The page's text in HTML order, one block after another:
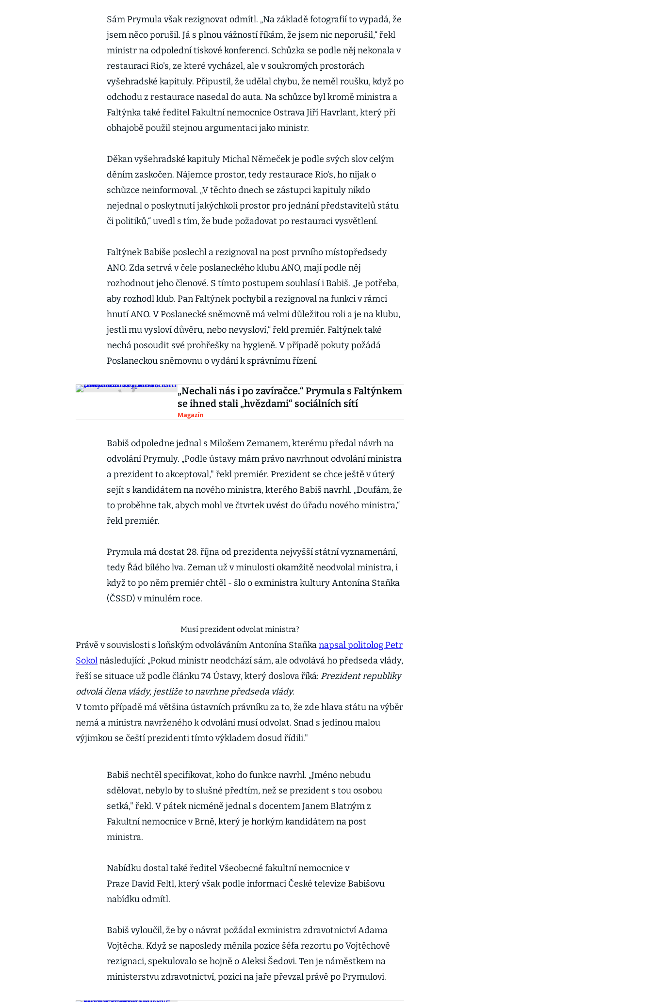
Sám Prymula však rezignovat odmítl. „Na základě fotografií to vypadá, že
jsem něco porušil. Já s plnou vážností říkám, že jsem nic neporušil,“ řekl
ministr na odpolední tiskové konferenci. Schůzka se podle něj nekonala v
restauraci Rio's, ze které vycházel, ale v soukromých prostorách
vyšehradské kapituly. Připustil, že udělal chybu, že neměl roušku, když po
odchodu z restaurace nasedal do auta. Na schůzce byl kromě ministra a
Faltýnka také ředitel Fakultní nemocnice Ostrava Jiří Havrlant, který při
obhajobě použil stejnou argumentaci jako ministr.
Děkan vyšehradské kapituly Michal Němeček je podle svých slov celým
děním zaskočen. Nájemce prostor, tedy restaurace Rio's, ho nijak o
schůzce neinformoval. „V těchto dnech se zástupci kapituly nikdo
nejednal o poskytnutí jakýchkoli prostor pro jednání představitelů státu
či politiků,“ uvedl s tím, že bude požadovat po restauraci vysvětlení.
Faltýnek Babiše poslechl a rezignoval na post prvního místopředsedy
ANO. Zda setrvá v čele poslaneckého klubu ANO, mají podle něj
rozhodnout jeho členové. S tímto postupem souhlasí i Babiš. „Je potřeba,
aby rozhodl klub. Pan Faltýnek pochybil a rezignoval na funkci v rámci
hnutí ANO. V Poslanecké sněmovně má velmi důležitou roli a je na klubu,
jestli mu vysloví důvěru, nebo nevysloví,“ řekl premiér. Faltýnek také
nechá posoudit své prohřešky na hygieně. V případě pokuty požádá
Poslaneckou sněmovnu o vydání k správnímu řízení.
„Nechali nás i po zavíračce.“ Prymula s Faltýnkem
se ihned stali „hvězdami“ sociálních sítí
Magazín
Babiš odpoledne jednal s Milošem Zemanem, kterému předal návrh na
odvolání Prymuly. „Podle ústavy mám právo navrhnout odvolání ministra
a prezident to akceptoval," řekl premiér. Prezident se chce ještě v úterý
sejít s kandidátem na nového ministra, kterého Babiš navrhl. „Doufám, že
to proběhne tak, abych mohl ve čtvrtek uvést do úřadu nového ministra,“
řekl premiér.
Prymula má dostat 28. října od prezidenta nejvyšší státní vyznamenání,
tedy Řád bílého lva. Zeman už v minulosti okamžitě neodvolal ministra, i
když to po něm premiér chtěl - šlo o exministra kultury Antonína Staňka
(ČSSD) v minulém roce.
Musí prezident odvolat ministra?
Právě v souvislosti s loňským odvoláváním Antonína Staňkanapsal politolog Petr
Sokolnásledující: „Pokud ministr neodchází sám, ale odvolává ho předseda vlády,
řeší se situace už podle článku 74 Ústavy, který doslova říká: Prezident republiky
odvolá člena vlády, jestliže to navrhne předseda vlády.
V tomto případě má většina ústavních právníku za to, že zde hlava státu na výběr
nemá a ministra navrženého k odvolání musí odvolat. Snad s jedinou malou
výjimkou se čeští prezidenti tímto výkladem dosud řídili."
Babiš nechtěl specifikovat, koho do funkce navrhl. „Jméno nebudu
sdělovat, nebylo by to slušné předtím, než se prezident s tou osobou
setká," řekl. V pátek nicméně jednal s docentem Janem Blatným z
Fakultní nemocnice v Brně, který je horkým kandidátem na post
ministra.
Nabídku dostal také ředitel Všeobecné fakultní nemocnice v
Praze David Feltl, který však podle informací České televize Babišovu
nabídku odmítl.
Babiš vyloučil, že by o návrat požádal exministra zdravotnictví Adama
Vojtěcha. Když se naposledy měnila pozice šéfa rezortu po Vojtěchově
rezignaci, spekulovalo se hojně o Aleksi Šedovi. Ten je náměstkem na
ministerstvu zdravotnictví, pozici na jaře převzal právě po Prymulovi.